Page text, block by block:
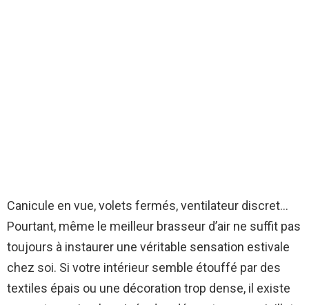
Canicule en vue, volets fermés, ventilateur discret…
Pourtant, même le meilleur brasseur d’air ne suffit pas
toujours à instaurer une véritable sensation estivale
chez soi. Si votre intérieur semble étouffé par des
textiles épais ou une décoration trop dense, il existe